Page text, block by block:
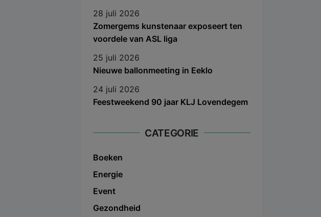
28 juli 2026
Zomergems kunstenaar exposeert ten
voordele van ASL liga
25 juli 2026
Nieuwe ballonmeeting in Eeklo
24 juli 2026
Feestweekend 90 jaar KLJ Lovendegem
CATEGORIE
Boeken
Energie
Event
Gezondheid